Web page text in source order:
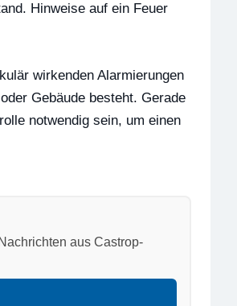
Hinweise auf ein Feuer
wirkenden Alarmierungen
Gebäude besteht. Gerade
notwendig sein, um einen
aus Castrop-